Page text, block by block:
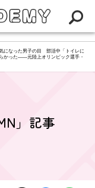
になった男子の目 部活中「トイレに
かった――元陸上オリンピック選手・
」記事